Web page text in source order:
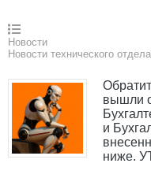
Новости
Новости технического
вышли
и
ниже.